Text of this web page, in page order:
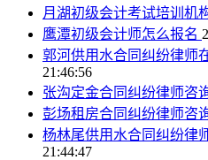
月湖初级会计考试培训机
鹰潭初级会计师怎么报名
郭河供用水合同纠纷律师
21:46:56
张沟定金合同纠纷律师咨
彭场租房合同纠纷律师咨
杨林尾供用水合同纠纷律
21:44:47